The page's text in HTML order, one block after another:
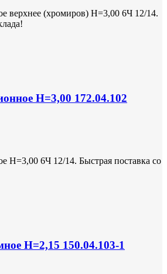
верхнее (хромиров) Н=3,00 6Ч 12/14.
Н=3,00 172.04.102
Н=3,00 6Ч 12/14. Быстрая поставка со
Н=2,15 150.04.103-1